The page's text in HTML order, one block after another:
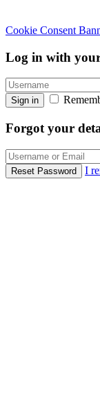
Cookie Consent
Log in with
Sign in
Forgot your
Reset Password I